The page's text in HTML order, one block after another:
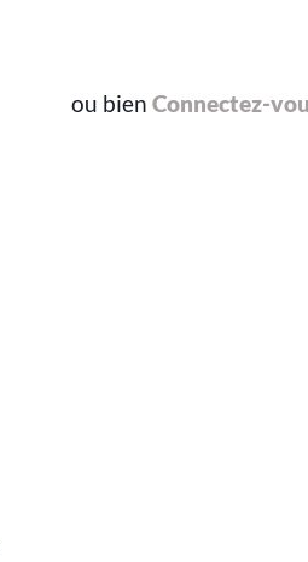
ou bien Connectez-